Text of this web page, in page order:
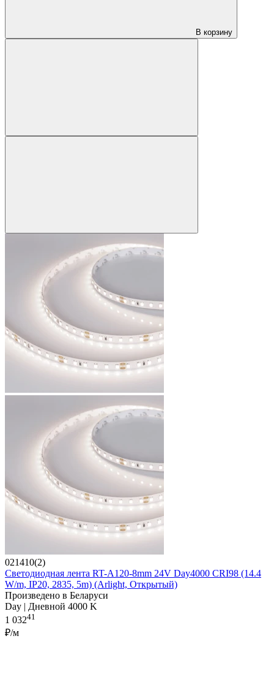
В корзину
021410(2)
Светодиодная лента RT-A120-8mm 24V Day4000 CRI98 (14.4
W/m, IP20, 2835, 5m) (Arlight, Открытый)
Произведено в Беларуси
Day | Дневной 4000 K
1 03241
₽/м